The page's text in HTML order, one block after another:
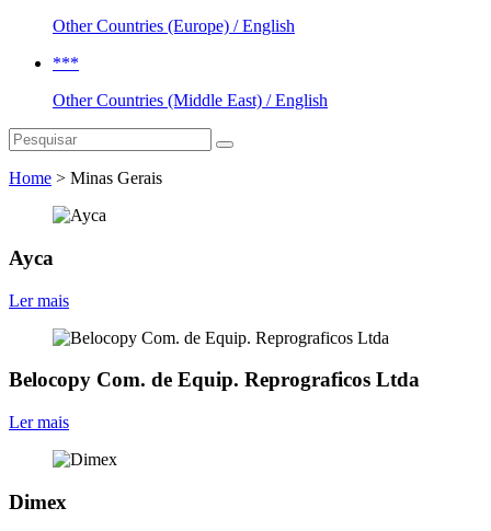
Other Countries (Europe) / English
***
Other Countries (Middle East) / English
Home > Minas Gerais
Ayca
Ler mais
Belocopy Com. de Equip. Reprograficos Ltda
Ler mais
Dimex